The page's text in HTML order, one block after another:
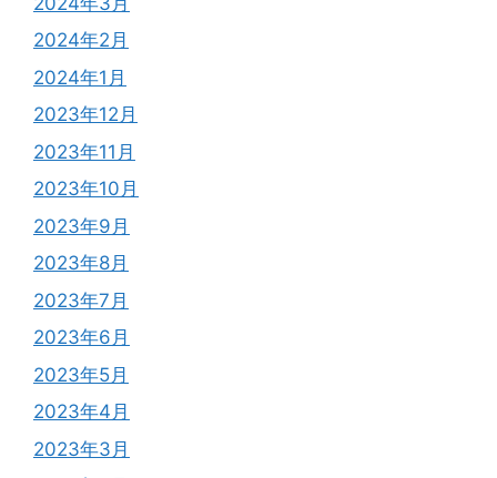
2024年2月
2024年1月
2023年12月
2023年11月
2023年10月
2023年9月
2023年8月
2023年7月
2023年6月
2023年5月
2023年4月
2023年3月